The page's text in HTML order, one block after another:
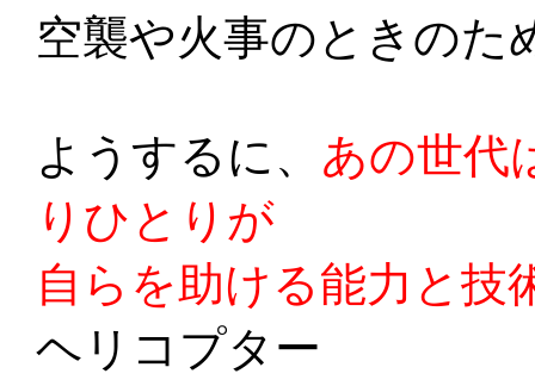
空襲や火事のときのた
ようするに、 あの世代
りひとりが
自らを助ける能力と技
ヘリコプター